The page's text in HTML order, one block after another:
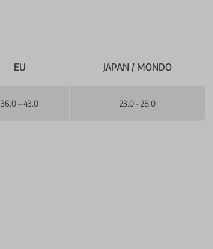
EU JAPAN / MONDO
36.0 – 43.0 23.0 - 28.0